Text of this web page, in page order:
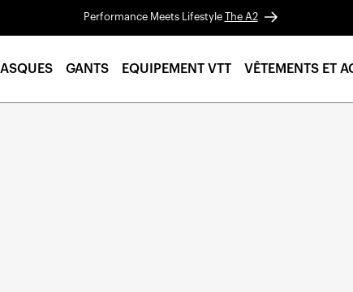
Performance Meets Lifestyle The A2
GANTS EQUIPEMENT VTT VÊTEMENTS ET